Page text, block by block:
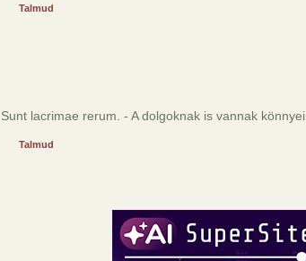
Talmud
Sunt lacrimae rerum. - A dolgoknak is vannak könnyei.
Talmud